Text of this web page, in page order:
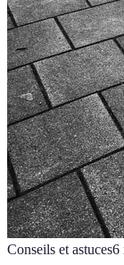
Conseils et astuces6